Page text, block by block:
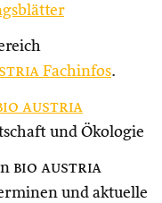
Fachinfos.
austria
und Ökologie
bio austria
und aktuelle